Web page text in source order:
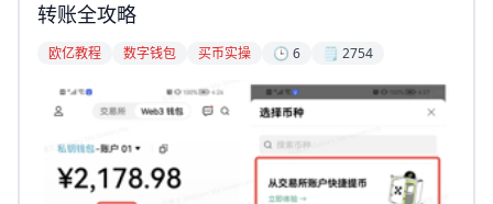
转账全攻略
欧亿教程 数字钱包 买币实操 🕒 6 🗒️ 2754